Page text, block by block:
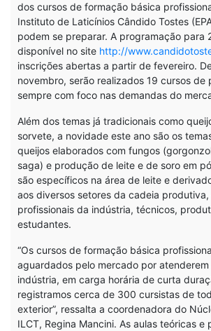
dos cursos de formação básica
Instituto de Laticínios Cândido Tostes
podem se preparar. A programação para
disponível no site http://
inscrições abertas a partir de fevereiro.
novembro, serão realizados 19 cursos de
sempre com foco nas demandas do
Além dos temas já tradicionais como
sorvete, a novidade este ano são os
queijos elaborados com fungos
saga) e produção de leite e de soro em
são específicos na área de leite e
aos diversos setores da cadeia
profissionais da indústria, técnicos,
estudantes.
“Os cursos de formação básica
aguardados pelo mercado por
indústria, em carga horária de curta
registramos cerca de 300 cursistas de
exterior”, ressalta a coordenadora do
ILCT, Regina Mancini. As aulas teóricas e